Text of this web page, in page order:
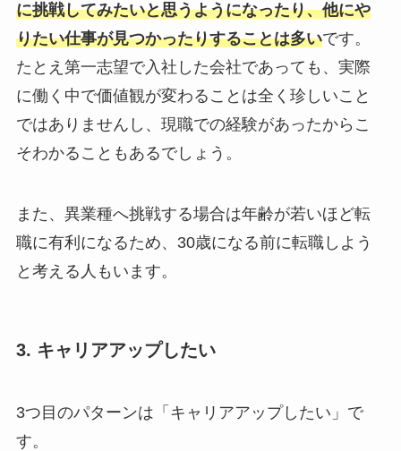
に挑戦してみたいと思うようになったり、他にや
りたい仕事が見つかったりすることは多いです。
たとえ第一志望で入社した会社であっても、実際
に働く中で価値観が変わることは全く珍しいこと
ではありませんし、現職での経験があったからこ
そわかることもあるでしょう。
また、異業種へ挑戦する場合は年齢が若いほど転
職に有利になるため、30歳になる前に転職しよう
と考える人もいます。
3. キャリアアップしたい
3つ目のパターンは「キャリアアップしたい」で
す。